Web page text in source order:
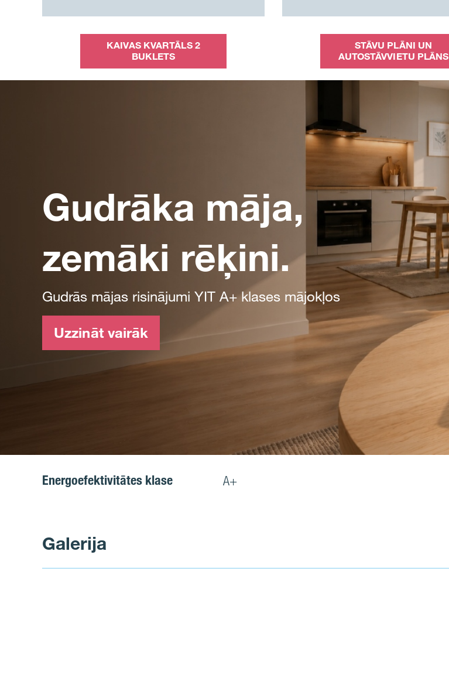
KAIVAS KVARTĀLS 2
BUKLETS
STĀVU PLĀNI UN
AUTOSTĀVVIETU PLĀNS
Gudrāka māja,
zemāki rēķini.
Gudrās mājas risinājumi YIT A+ klases mājokļos
Uzzināt vairāk
Energoefektivitātes klase A+
Galerija